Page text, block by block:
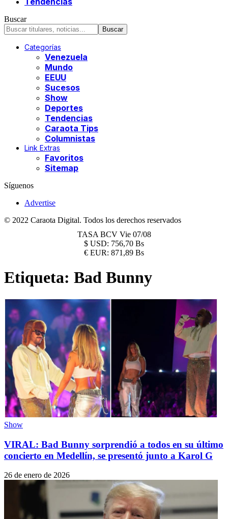
Buscar
Categorías
Venezuela
Mundo
EEUU
Sucesos
Show
Deportes
Tendencias
Caraota Tips
Columnistas
Link Extras
Favoritos
Sitemap
Síguenos
Advertise
© 2022 Caraota Digital. Todos los derechos reservados
TASA BCV Vie 07/08
$ USD: 756,70 Bs
€ EUR: 871,89 Bs
Etiqueta: Bad Bunny
Show
VIRAL: Bad Bunny sorprendió a todos en su último
concierto en Medellín, se presentó junto a Karol G
26 de enero de 2026